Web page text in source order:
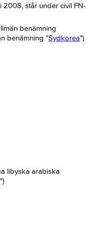
2008, står under civil FN-
benämning
benämning "Sydkorea")
libyska arabiska
")